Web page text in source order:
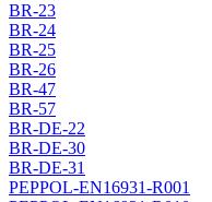
BR-23
BR-24
BR-25
BR-26
BR-47
BR-57
BR-DE-22
BR-DE-30
BR-DE-31
PEPPOL-EN16931-R001